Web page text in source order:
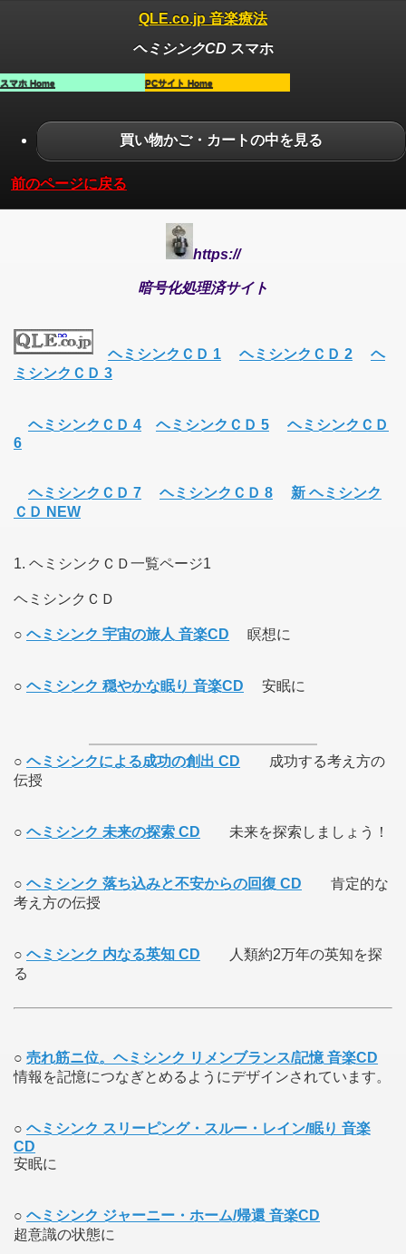
QLE.co.jp 音楽療法
ヘミシンクCD スマホ
スマホ Home PCサイト Home
買い物かご・カートの中を見る
前のページに戻る
https://
暗号化処理済サイト
ヘミシンクＣＤ 1 ヘミシンクＣＤ 2
ヘ
ミシンクＣＤ 3
ヘミシンクＣＤ 4 ヘミシンクＣＤ 5
ヘミシンクＣＤ
6
ヘミシンクＣＤ 7 ヘミシンクＣＤ 8
新 ヘミシンク
ＣＤ NEW
1. ヘミシンクＣＤ一覧ページ1
ヘミシンクＣＤ
○ ヘミシンク 宇宙の旅人 音楽CD 瞑想に
○ ヘミシンク 穏やかな眠り 音楽CD 安眠に
○ ヘミシンクによる成功の創出 CD 成功する考え方の
伝授
○ ヘミシンク 未来の探索 CD 未来を探索しましょう！
○ ヘミシンク 落ち込みと不安からの回復 CD 肯定的な
考え方の伝授
○ ヘミシンク 内なる英知 CD 人類約2万年の英知を探
る
○ 売れ筋ニ位。ヘミシンク リメンブランス/記憶 音楽CD
情報を記憶につなぎとめるようにデザインされています。
○ ヘミシンク スリーピング・スルー・レイン/眠り 音楽
CD
安眠に
○ ヘミシンク ジャーニー・ホーム/帰還 音楽CD
超意識の状態に